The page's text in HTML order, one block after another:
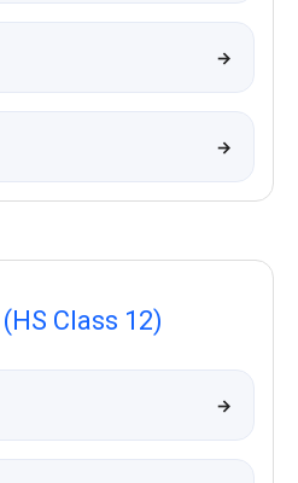
→
→
(HS Class 12)
→